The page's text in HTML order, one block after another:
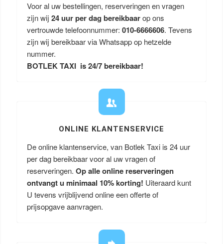
Voor al uw bestellingen, reserveringen en vragen
zijn wij 24 uur per dag bereikbaarop ons
vertrouwde telefoonnummer: 010-6666606. Tevens
zijn wij bereikbaar via Whatsapp op hetzelde
nummer.
BOTLEK TAXI is 24/7 bereikbaar!
ONLINE KLANTENSERVICE
De online klantenservice, van Botlek Taxi is 24 uur
per dag bereikbaar voor al uw vragen of
reserveringen. Op alle online reserveringen
ontvangt u minimaal 10% korting! Uiteraard kunt
U tevens vrijblijvend online een offerte of
prijsopgave aanvragen.